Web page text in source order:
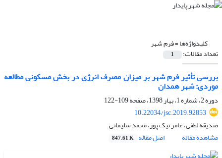
کلیدواژه‌ها =فرم شهر
تعداد مقالات: 1
بررسی تأثیر فرم شهر بر میزان مصرف انرژی در بخش مسکونی مطالعه
موردی: شهر همدان
دوره 2، شماره 1، بهار 1398، صفحه
109-122
10.22034/jsc.2019.92853
صدیقه لطفی، عامر نیک پور، محمد سلیمانی
مشاهده مقاله
اصل مقاله 847.61 K